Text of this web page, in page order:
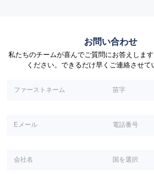
お問い合わせ
私たちのチームが喜んでご質問にお答えしま
ください。できるだけ早くご連絡させて